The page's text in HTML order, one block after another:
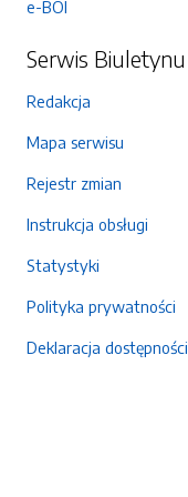
e-BOI
Serwis Biuletynu
Redakcja
Mapa serwisu
Rejestr zmian
Instrukcja obsługi
Statystyki
Polityka prywatności
Deklaracja dostępności